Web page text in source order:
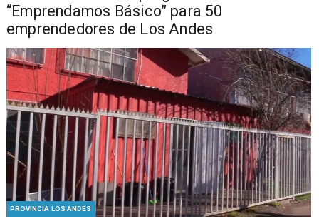
“Emprendamos Básico” para 50
emprendedores de Los Andes
PROVINCIA LOS ANDES